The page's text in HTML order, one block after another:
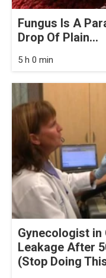
Fungus Is A
Drop Of Plain...
5 h 0 min
Gynecologist in
Leakage After
(Stop Doing